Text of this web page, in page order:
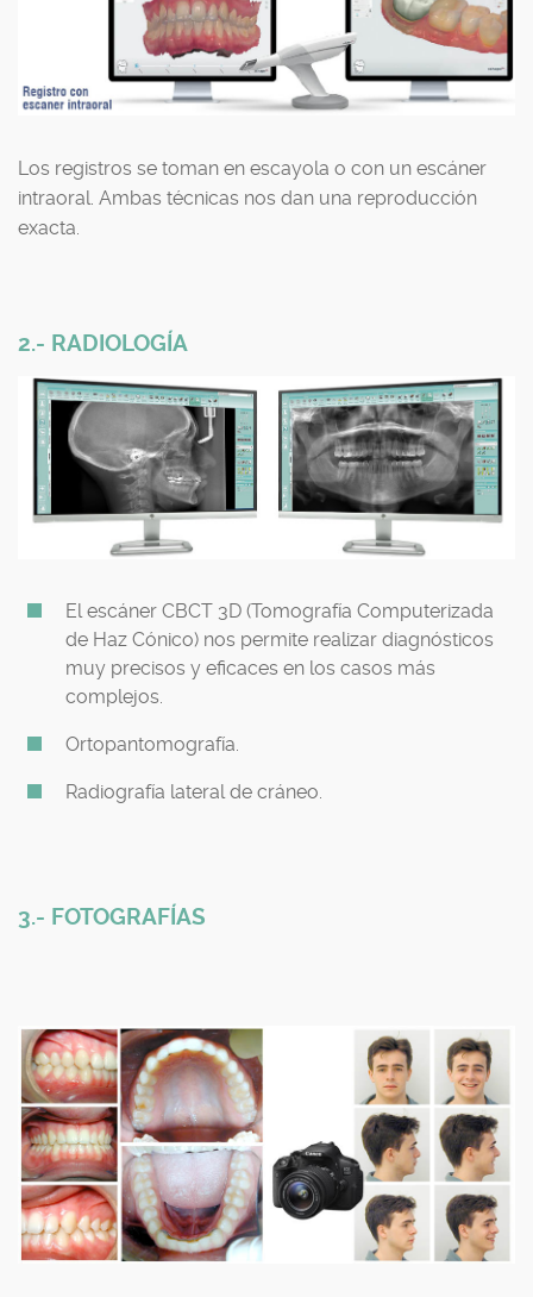
Los registros se toman en escayola o con un escáner
intraoral. Ambas técnicas nos dan una reproducción
exacta.
2.- RADIOLOGÍA
El escáner CBCT 3D (Tomografía Computerizada
de Haz Cónico) nos permite realizar diagnósticos
muy precisos y eficaces en los casos más
complejos.
Ortopantomografía.
Radiografía lateral de cráneo.
3.- FOTOGRAFÍAS